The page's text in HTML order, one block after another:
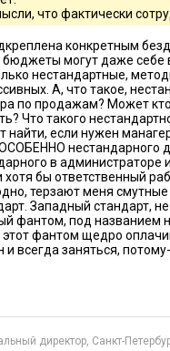
эксперт по
методы стоит
выступлением в
Так вместе с
в виде праздников
– убедить ребят в том,
а умное
в трех городах
что фактически
конкретным
бюджеты могут даже
нестандартные,
А, что такое,
по продажам? Может
Что такого
найти, если нужен
нестандарного
в администраторе
хотя бы ответственный
терзают меня
Западный стандарт,
фантом, под названием
фантом щедро
и всегда заняться,
директор, Санкт-